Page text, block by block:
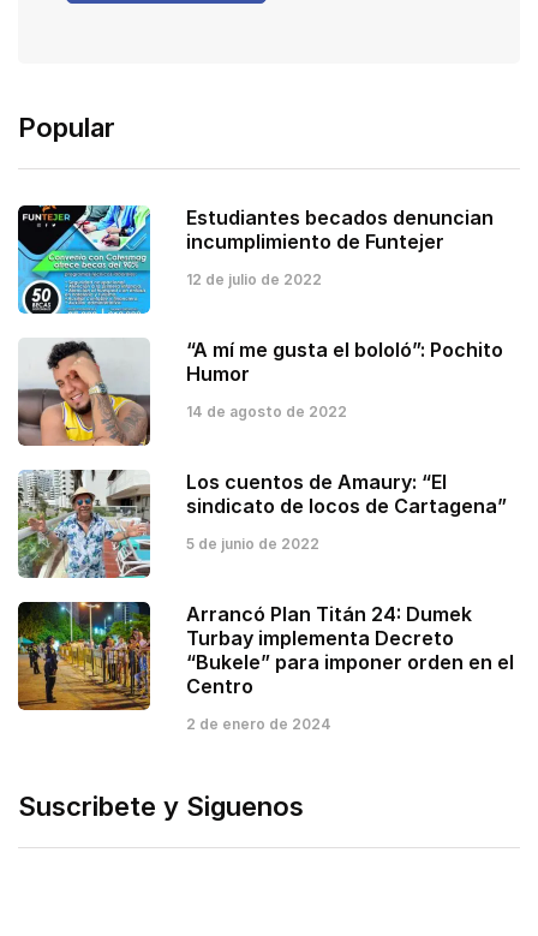
Popular
Estudiantes becados denuncian
incumplimiento de Funtejer
12 de julio de 2022
“A mí me gusta el bololó”: Pochito
Humor
14 de agosto de 2022
Los cuentos de Amaury: “El
sindicato de locos de Cartagena”
5 de junio de 2022
Arrancó Plan Titán 24: Dumek
Turbay implementa Decreto
“Bukele” para imponer orden en el
Centro
2 de enero de 2024
Suscribete y Siguenos